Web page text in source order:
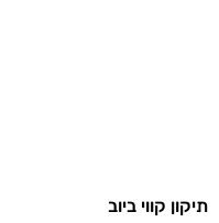
קווי ביוב